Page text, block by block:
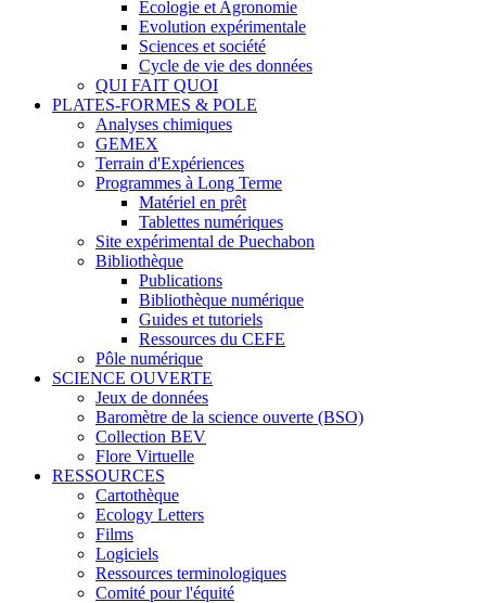
Ecologie et Agronomie
Evolution expérimentale
Sciences et société
Cycle de vie des données
QUI FAIT QUOI
PLATES-FORMES & POLE
Analyses chimiques
GEMEX
Terrain d'Expériences
Programmes à Long Terme
Matériel en prêt
Tablettes numériques
Site expérimental de Puechabon
Bibliothèque
Publications
Bibliothèque numérique
Guides et tutoriels
Ressources du CEFE
Pôle numérique
SCIENCE OUVERTE
Jeux de données
Baromètre de la science ouverte (BSO)
Collection BEV
Flore Virtuelle
RESSOURCES
Cartothèque
Ecology Letters
Films
Logiciels
Ressources terminologiques
Comité pour l'équité